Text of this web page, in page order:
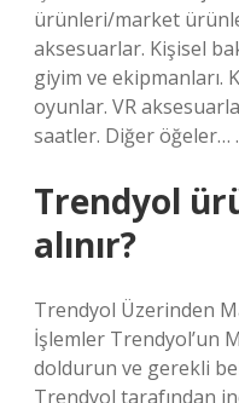
ürünleri/market
aksesuarlar. Kişisel
giyim ve ekipmanları.
oyunlar. VR
saatler. Diğer öğeler…
Trendyol
alınır?
Trendyol Üzerinden
İşlemler Trendyol’un
doldurun ve gerekli
Trendyol tarafından